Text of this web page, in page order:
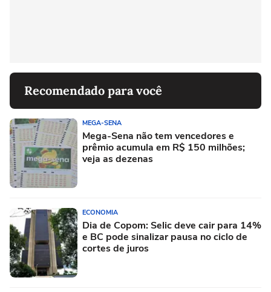
Recomendado para você
MEGA-SENA
Mega-Sena não tem vencedores e
prêmio acumula em R$ 150 milhões;
veja as dezenas
ECONOMIA
Dia de Copom: Selic deve cair para 14%
e BC pode sinalizar pausa no ciclo de
cortes de juros